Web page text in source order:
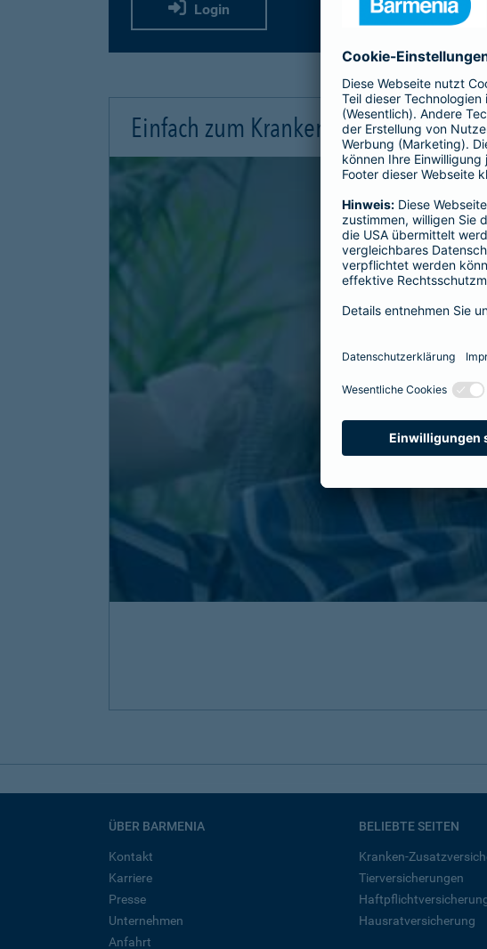
Login
Einfach zum Krankentagegeld
Wir
Wir
Dieser
ÜBER BARMENIA
Kontakt
Karriere
Presse
Unternehmen
Anfahrt
BELIEBTE SEITEN
Kranken-
Tierversicherungen
Hausratversicherung